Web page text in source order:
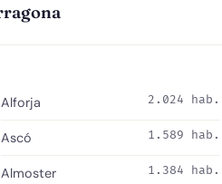
Alforja 2.024 hab.
Ascó 1.589 hab.
Almoster 1.384 hab.